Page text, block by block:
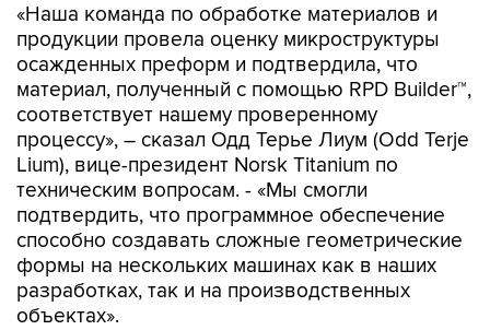
«Наша команда по обработке материалов и
продукции провела оценку микроструктуры
осажденных преформ и подтвердила, что
материал, полученный с помощью RPD Builder™,
соответствует нашему проверенному
процессу», – сказал Одд Терье Лиум (Odd Terje
Lium), вице-президент Norsk Titanium по
техническим вопросам. - «Мы смогли
подтвердить, что программное обеспечение
способно создавать сложные геометрические
формы на нескольких машинах как в наших
разработках, так и на производственных
объектах».